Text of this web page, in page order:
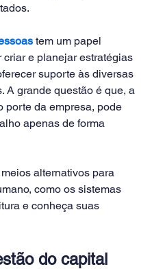
tem um papel
e planejar estratégias
suporte às diversas
A grande questão é que, a
porte da empresa, pode
apenas de forma
alternativos para
como os sistemas
e conheça suas
do capital